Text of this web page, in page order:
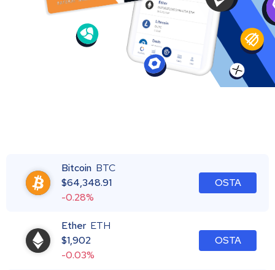
Bitcoin BTC
$64,348.91
-0.28%
OSTA
Ether ETH
$1,902
-0.03%
OSTA